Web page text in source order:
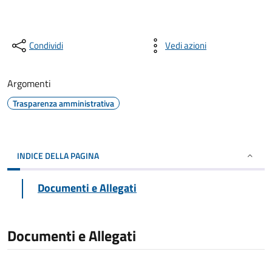
Condividi Vedi azioni
Argomenti
Trasparenza amministrativa
INDICE DELLA PAGINA
Documenti e Allegati
Documenti e Allegati